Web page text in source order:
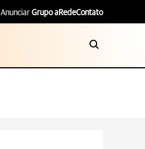
Anunciar Grupo aRedeContato